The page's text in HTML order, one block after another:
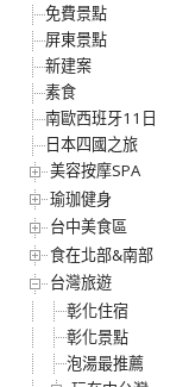
免費景點
屏東景點
新建案
素食
南歐西班牙11日
日本四國之旅
美容按摩SPA
瑜珈健身
台中美食區
食在北部&南部
台灣旅遊
彰化住宿
彰化景點
泡湯最推薦